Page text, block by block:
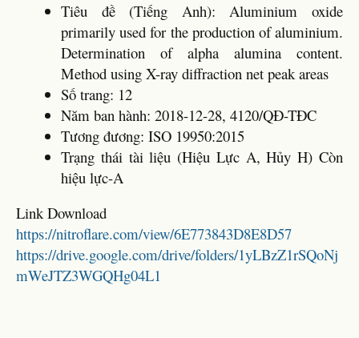
Tiêu đề (Tiếng Anh): Aluminium oxide
primarily used for the production of aluminium.
Determination of alpha alumina content.
Method using X-ray diffraction net peak areas
Số trang: 12
Năm ban hành: 2018-12-28, 4120/QĐ-TĐC
Tương đương: ISO 19950:2015
Trạng thái tài liệu (Hiệu Lực A, Hủy H) Còn
hiệu lực-A
Link Download
https://nitroflare.com/view/6E773843D8E8D57
https://drive.google.com/drive/folders/1yLBzZ1rSQoNj
mWeJTZ3WGQHg04L1